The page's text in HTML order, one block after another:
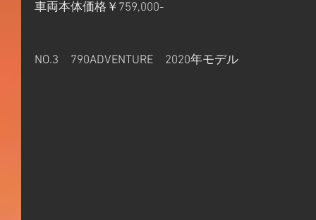
車両本体価格￥759,000-
NO.3　790ADVENTURE　2020年モデル